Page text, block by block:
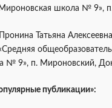
школа № 9»,
Татьяна
№ 9», п. Мироновский,
публикации»: